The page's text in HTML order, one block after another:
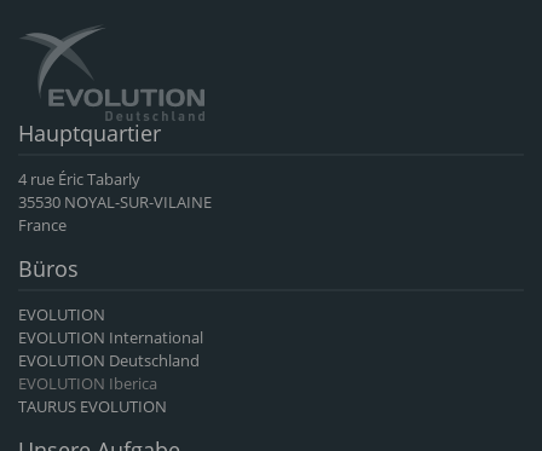
Hauptquartier
4 rue Éric Tabarly
35530 NOYAL-SUR-VILAINE
France
Büros
EVOLUTION
EVOLUTION International
EVOLUTION Deutschland
EVOLUTION Iberica
TAURUS EVOLUTION